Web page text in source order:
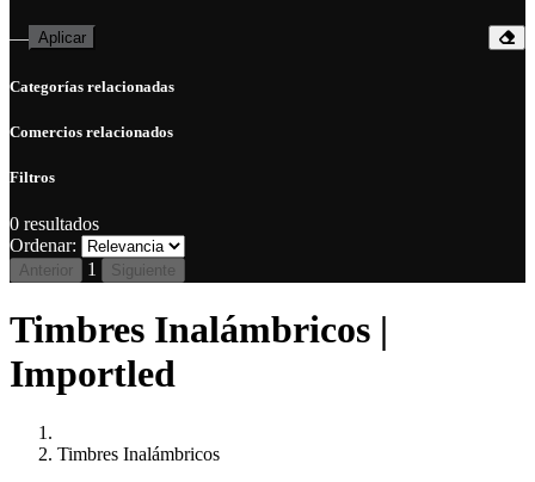
— Aplicar
Categorías relacionadas
Comercios relacionados
Filtros
0 resultados
Ordenar:
Anterior 1 Siguiente
Timbres Inalámbricos |
Importled
Timbres Inalámbricos